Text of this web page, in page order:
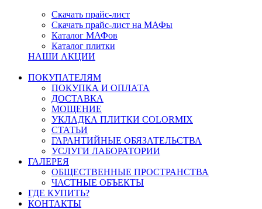
Скачать прайс-лист
Скачать прайс-лист на МАФы
Каталог МАФов
Каталог плитки
НАШИ АКЦИИ
ПОКУПАТЕЛЯМ
ПОКУПКА И ОПЛАТА
ДОСТАВКА
МОЩЕНИЕ
УКЛАДКА ПЛИТКИ COLORMIX
СТАТЬИ
ГАРАНТИЙНЫЕ ОБЯЗАТЕЛЬСТВА
УСЛУГИ ЛАБОРАТОРИИ
ГАЛЕРЕЯ
ОБЩЕСТВЕННЫЕ ПРОСТРАНСТВА
ЧАСТНЫЕ ОБЪЕКТЫ
ГДЕ КУПИТЬ?
КОНТАКТЫ